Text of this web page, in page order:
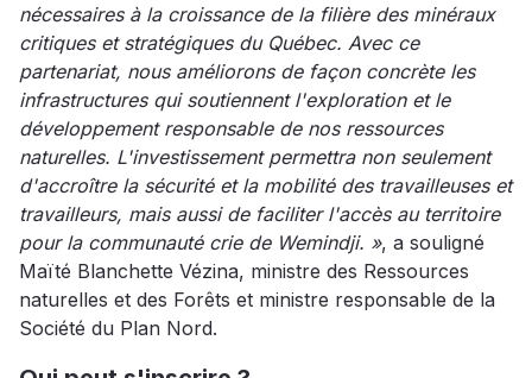
nécessaires à la croissance de la filière des minéraux
critiques et stratégiques du Québec. Avec ce
partenariat, nous améliorons de façon concrète les
infrastructures qui soutiennent l'exploration et le
développement responsable de nos ressources
naturelles. L'investissement permettra non seulement
d'accroître la sécurité et la mobilité des travailleuses et
travailleurs, mais aussi de faciliter l'accès au territoire
pour la communauté crie de Wemindji. », a souligné
Maïté Blanchette Vézina, ministre des Ressources
naturelles et des Forêts et ministre responsable de la
Société du Plan Nord.